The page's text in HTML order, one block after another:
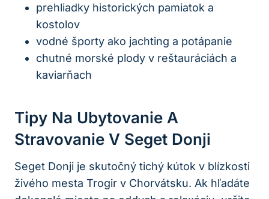
prehliadky historických pamiatok a
kostolov
vodné športy ako jachting a potápanie
chutné morské plody v reštauráciách a
kaviarňach
Tipy Na Ubytovanie A
Stravovanie V Seget Donji
Seget Donji je skutočný tichý kútok v blízkosti
živého mesta Trogir v Chorvátsku. Ak hľadáte